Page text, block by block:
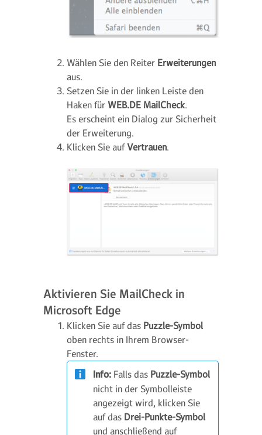
Wählen Sie den Reiter Erweiterungen
aus.
Setzen Sie in der linken Leiste den
Haken für WEB.DE MailCheck.
Es erscheint ein Dialog zur Sicherheit
der Erweiterung.
Klicken Sie aufVertrauen.
Aktivieren Sie MailCheck in
Microsoft Edge
Klicken Sie auf das Puzzle-Symbol
oben rechts in Ihrem Browser-
Fenster.
Info: Falls das Puzzle-Symbol
nicht in der Symbolleiste
angezeigt wird, klicken Sie
auf das Drei-Punkte-Symbol
und anschließend auf